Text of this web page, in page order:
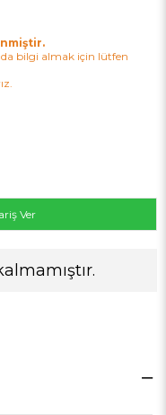
bilgi almak için lütfen
Ver